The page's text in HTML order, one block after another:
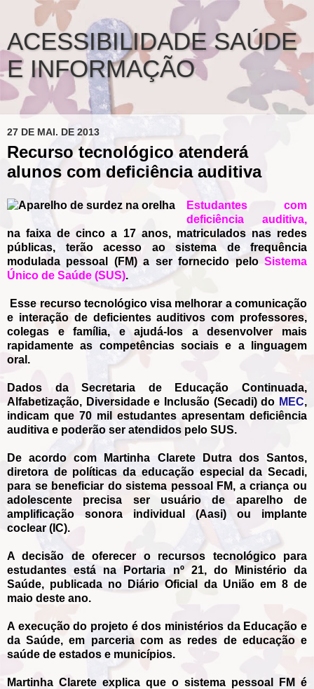
ACESSIBILIDADE SAÚDE
E INFORMAÇÃO
27 DE MAI. DE 2013
Recurso tecnológico atenderá
alunos com deficiência auditiva
Estudantes com
deficiência auditiva,
na faixa de cinco a 17 anos, matriculados nas redes
públicas, terão acesso ao sistema de frequência
modulada pessoal (FM) a ser fornecido pelo Sistema
Único de Saúde (SUS).
Esse recurso tecnológico visa melhorar a comunicação
e interação de deficientes auditivos com professores,
colegas e família, e ajudá-los a desenvolver mais
rapidamente as competências sociais e a linguagem
oral.
Dados da Secretaria de Educação Continuada,
Alfabetização, Diversidade e Inclusão (Secadi) do MEC,
indicam que 70 mil estudantes apresentam deficiência
auditiva e poderão ser atendidos pelo SUS.
De acordo com Martinha Clarete Dutra dos Santos,
diretora de políticas da educação especial da Secadi,
para se beneficiar do sistema pessoal FM, a criança ou
adolescente precisa ser usuário de aparelho de
amplificação sonora individual (Aasi) ou implante
coclear (IC).
A decisão de oferecer o recursos tecnológico para
estudantes está na Portaria nº 21, do Ministério da
Saúde, publicada no Diário Oficial da União em 8 de
maio deste ano.
A execução do projeto é dos ministérios da Educação e
da Saúde, em parceria com as redes de educação e
saúde de estados e municípios.
Martinha Clarete explica que o sistema pessoal FM é